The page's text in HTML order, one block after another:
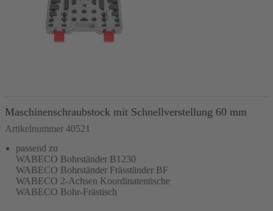
Maschinenschraubstock mit Schnellverstellung 60 mm
Artikelnummer 40521
passend zu
WABECO Bohrständer B1230
WABECO Bohrständer Fräsständer BF
WABECO 2-Achsen Koordinatentische
WABECO Bohr-Frästisch